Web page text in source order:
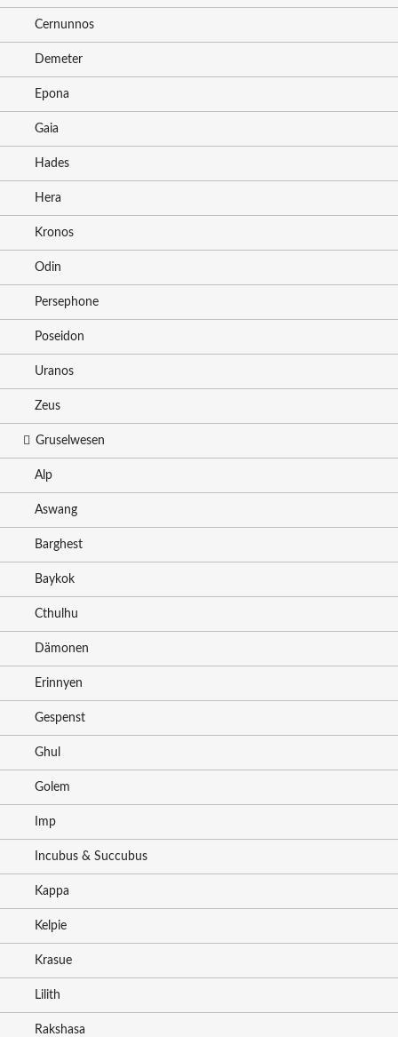
Cernunnos
Demeter
Epona
Gaia
Hades
Hera
Kronos
Odin
Persephone
Poseidon
Uranos
Zeus
Gruselwesen
Alp
Aswang
Barghest
Baykok
Cthulhu
Dämonen
Erinnyen
Gespenst
Ghul
Golem
Imp
Incubus & Succubus
Kappa
Kelpie
Krasue
Lilith
Rakshasa